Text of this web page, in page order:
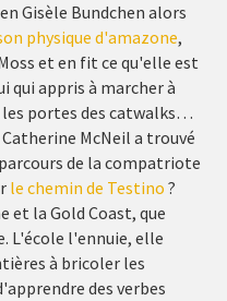
Gisèle Bundchen alors
physique d'amazone,
et en fit ce qu'elle est
qui appris à marcher à
les portes des catwalks…
McNeil a trouvé
de la compatriote
le chemin de Testino ?
et la Gold Coast, que
L'école l'ennuie, elle
à bricoler les
des verbes